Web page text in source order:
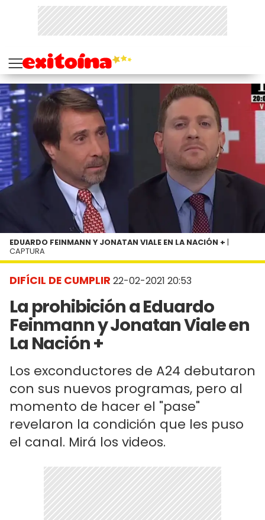
DIFÍCIL DE CUMPLIR 22-02-2021 20:53
La prohibición a Eduardo
Feinmann y Jonatan Viale en
La Nación +
Los exconductores de A24 debutaron
con sus nuevos programas, pero al
momento de hacer el "pase"
revelaron la condición que les puso
el canal. Mirá los videos.
EDUARDO FEINMANN Y JONATAN VIALE EN LA NACIÓN + |
CAPTURA